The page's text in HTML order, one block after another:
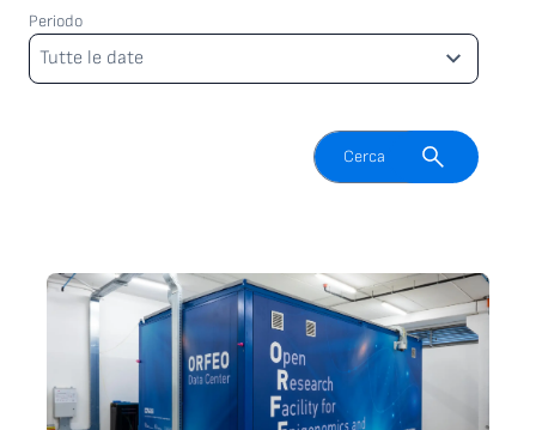
Periodo
Periodo
Tutte le date
Attiva il campo di ricerca